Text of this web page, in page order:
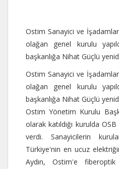
Ostim Sanayici ve
olağan genel kurulu
başkanlığa Nihat Güçlü
Ostim Sanayici ve
olağan genel kurulu
başkanlığa Nihat Güçlü
Ostim Yönetim Kurulu
olarak katıldığı kurulda
verdi. Sanayicilerin
Türkiye'nin en ucuz
Aydın, Ostim'e